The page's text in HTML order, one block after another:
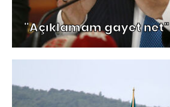
"Açıklamam gayet net"